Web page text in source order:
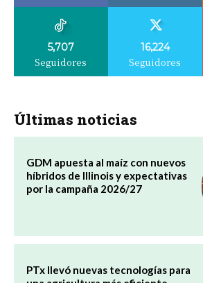
5,707
Seguidores
16,224
Seguidores
Últimas noticias
GDM apuesta al maíz con nuevos
híbridos de Illinois y expectativas
por la campaña 2026/27
PTx llevó nuevas tecnologías para